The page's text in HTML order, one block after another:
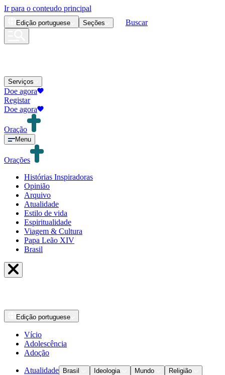
Ir para o conteudo principal
Edição portuguese Seções Buscar
Serviços
Doe agora
Registar
Doe agora
Oração
Menu
Orações
Histórias Inspiradoras
Opinião
Arquivo
Atualidade
Estilo de vida
Espiritualidade
Viagem & Cultura
Papa Leão XIV
Brasil
Edição portuguese
Vício
Adolescência
Adoção
Atualidade Brasil Ideologia Mundo
Religião